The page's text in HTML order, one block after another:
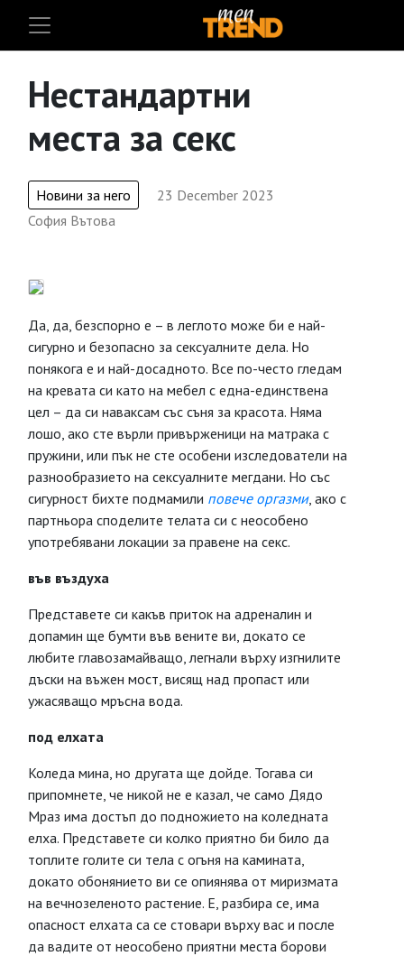
Нестандартни
места за секс
Новини за него
23 December 2023
София Вътова
Да, да, безспорно е – в леглото може би е най-
сигурно и безопасно за сексуалните дела. Но
понякога е и най-досадното. Все по-често гледам
на кревата си като на мебел с една-единствена
цел – да си наваксам със съня за красота. Няма
лошо, ако сте върли привърженици на матрака с
пружини, или пък не сте особени изследователи на
разнообразието на сексуалните мегдани. Но със
сигурност бихте подмамили повече оргазми, ако с
партньора споделите телата си с неособено
употребявани локации за правене на секс.
във въздуха
Представете си какъв приток на адреналин и
допамин ще бумти във вените ви, докато се
любите главозамайващо, легнали върху изгнилите
дъски на въжен мост, висящ над пропаст или
ужасяващо мръсна вода.
под елхата
Коледа мина, но другата ще дойде. Тогава си
припомнете, че никой не е казал, че само Дядо
Мраз има достъп до подножието на коледната
елха. Представете си колко приятно би било да
топлите голите си тела с огъня на камината,
докато обонянието ви се опиянява от миризмата
на вечнозеленото растение. Е, разбира се, има
опасност елхата са се стовари върху вас и после
да вадите от неособено приятни места борови